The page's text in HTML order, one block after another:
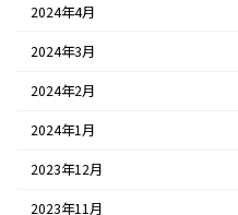
2024年4月
2024年3月
2024年2月
2024年1月
2023年12月
2023年11月